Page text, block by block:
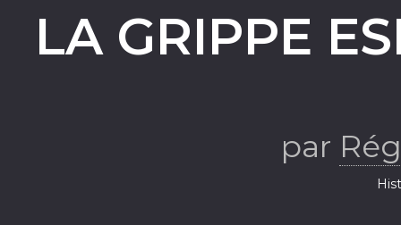
LA GRIPPE
par